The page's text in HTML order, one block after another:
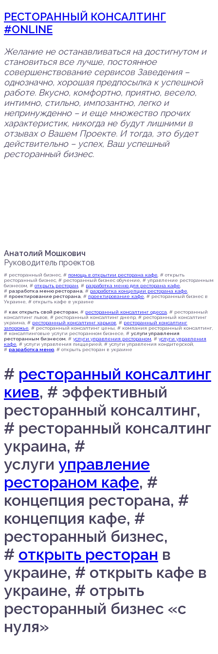
РЕСТОРАННЫЙ КОНСАЛТИНГ
#ONLINE
Желание не останавливаться на достигнутом и
становиться все лучше, постоянное
совершенствование сервисов Заведения –
однозначно, хорошая предпосылка к успешной
работе. Вкусно, комфортно, приятно, весело,
интимно, стильно, импозантно, легко и
непринужденно – и еще множество прочих
характеристик, никогда не будут лишними в
отзывах о Вашем Проекте. И тогда, это будет
действительно – успех, Ваш успешный
ресторанный бизнес.
Анатолий Мошкович
Руководитель проектов
# ресторанный бизнес, # помощь в открытии ресторана кафе , # открыть
ресторанный бизнес, # ресторанный бизнес обучение, # управление ресторанным
бизнесом, # открыть ресторан , # разработка меню для ресторана кафе
# разработка меню ресторана , # разработка концепции ресторана кафе
# проектирование ресторана , # проектирование кафе , # ресторанный бизнес в
Украине, # открыть кафе в украине
# как открыть свой ресторан , # ресторанный консалтинг одесса , # ресторанный
консалтинг львов, # ресторанный консалтинг днепр, # ресторанный консалтинг
украина, # ресторанный консалтинг харьков , # ресторанный консалтинг
запорожье , # ресторанный консалтинг цены, # компания ресторанный консалтинг,
# консалтинговые услуги ресторанном бизнесе, # услуги управления
ресторанным бизнесом , # услуги управления рестораном , # услуги управления
кафе , # услуги управления пиццерией, # услуги управления кондитерской,
# разработка меню , # открыть ресторан в украине
# ресторанный консалтинг
киев, # эффективный
ресторанный консалтинг,
# ресторанный консалтинг
украина, #
услуги управление
рестораном кафе, #
концепция ресторана, #
концепция кафе, #
ресторанный бизнес,
# открыть ресторан в
украине, # открыть кафе в
украине, # отрыть
ресторанный бизнес «с
нуля»